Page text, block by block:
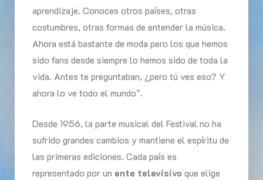
aprendizaje. Conoces otros países, otras
costumbres, otras formas de entender la música.
Ahora está bastante de moda pero los que hemos
sido fans desde siempre lo hemos sido de toda la
vida. Antes te preguntaban, ¿pero tú ves eso? Y
ahora lo ve todo el mundo”.
Desde 1956, la parte musical del Festival no ha
sufrido grandes cambios y mantiene el espíritu de
las primeras ediciones. Cada país es
representado por un ente televisivo que elige